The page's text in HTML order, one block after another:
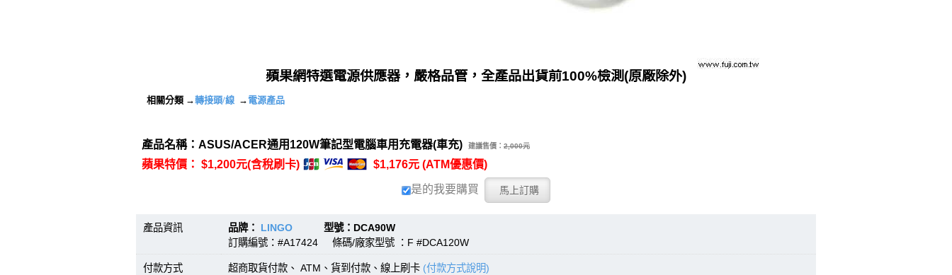
蘋果網特選電源供應器，嚴格品管，全產品出貨前100%檢測(原廠除外)
相關分類 →轉接頭/線 → 電源產品
產品名稱：ASUS/ACER通用120W筆記型電腦車用充電器(車充) 建議售價： 2,000元
蘋果特價： $1,200元(含稅刷卡) $1,176元 (ATM優惠價)
是的我要購買
產品資訊 品牌： LINGO 型號：DCA90W
訂購編號：#A17424 條碼/廠家型號 ：F #DCA120W
付款方式 超商取貨付款、 ATM、貨到付款、線上刷卡 (付款方式說明)